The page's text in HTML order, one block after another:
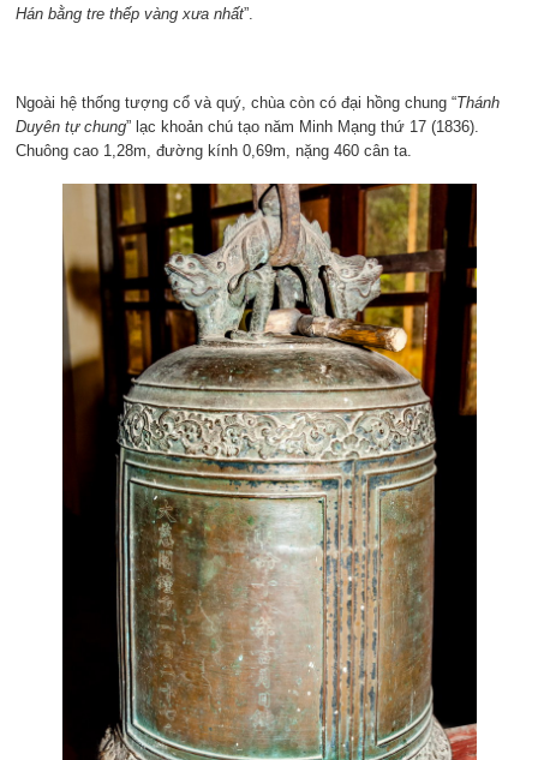
Hán bằng tre thếp vàng xưa nhất”.
Ngoài hệ thống tượng cổ và quý, chùa còn có đại hồng chung “Thánh
Duyên tự chung” lạc khoản chú tạo năm Minh Mạng thứ 17 (1836).
Chuông cao 1,28m, đường kính 0,69m, nặng 460 cân ta.